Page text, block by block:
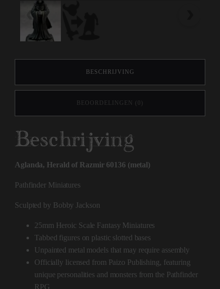
BESCHRIJVING
BEOORDELINGEN (0)
Beschrijving
Aglanda, Herald of Razmir 60136 (metal)
Pathfinder Miniatures
Sculpted by Bobby Jackson
25mm Heroic Scale Fantasy Miniatures
Tabbed figures on plastic slotted bases
Unpainted metal models that may require assembly
Officially licensed from Paizo Publishing, featuring
unique personalities and monsters from the Pathfinder
RPG